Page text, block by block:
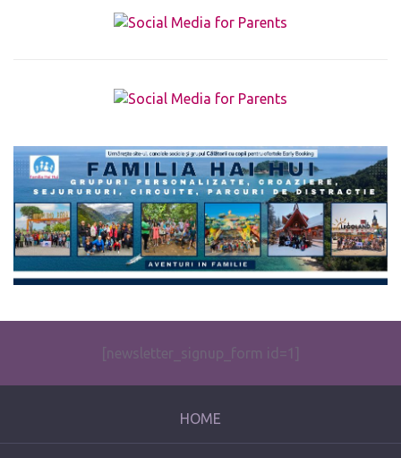
The form you have selected does not exist.
[newsletter_signup_form id=1]
HOME